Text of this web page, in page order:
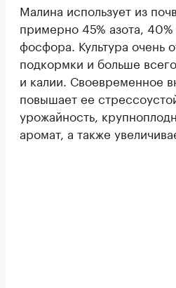
Малина использует из
примерно 45% азота,
фосфора. Культура очень
подкормки и больше
и калии. Своевременное
повышает ее
урожайность,
аромат, а также